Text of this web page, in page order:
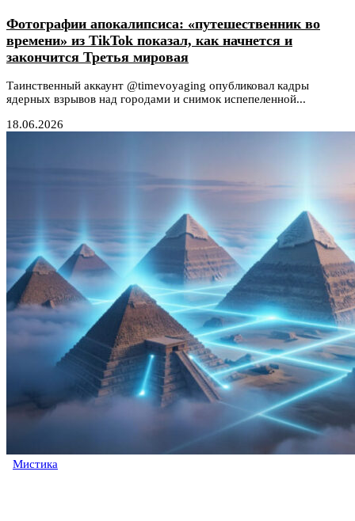
Фотографии апокалипсиса: «путешественник во
времени» из TikTok показал, как начнется и
закончится Третья мировая
Таинственный аккаунт @timevoyaging опубликовал кадры
ядерных взрывов над городами и снимок испепеленной...
18.06.2026
Мистика